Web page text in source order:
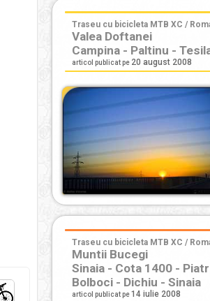
Traseu cu bicicleta MTB XC /
Valea Doftanei
Campina - Paltinu -
articol publicat pe 20 august 2008
Traseu cu bicicleta MTB XC /
Muntii Bucegi
Sinaia - Cota 1400 -
Bolboci - Dichiu - Sinaia
articol publicat pe14 iulie 2008